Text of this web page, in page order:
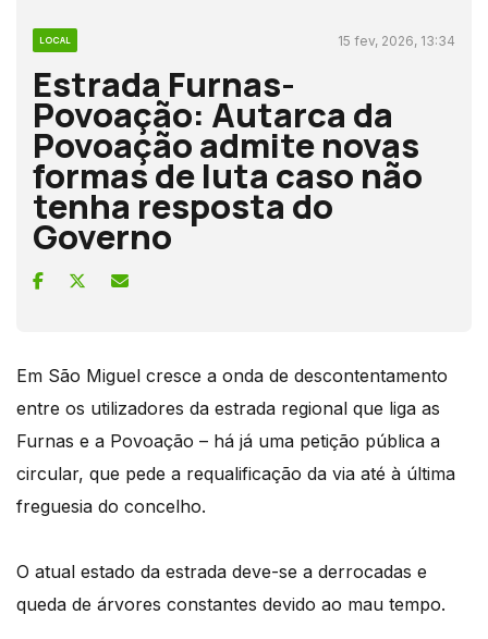
LOCAL 15 fev, 2026, 13:34
Estrada Furnas-
Povoação: Autarca da
Povoação admite novas
formas de luta caso não
tenha resposta do
Governo
Em São Miguel cresce a onda de descontentamento
entre os utilizadores da estrada regional que liga as
Furnas e a Povoação – há já uma petição pública a
circular, que pede a requalificação da via até à última
freguesia do concelho.
O atual estado da estrada deve-se a derrocadas e
queda de árvores constantes devido ao mau tempo.